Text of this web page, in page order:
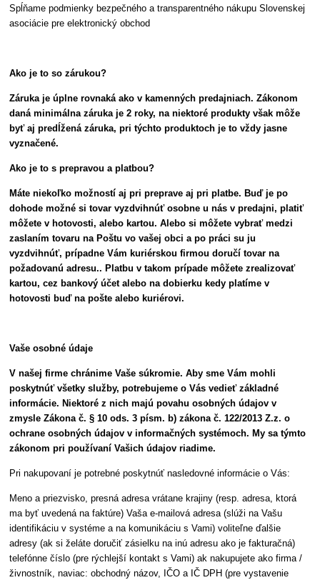
Spĺňame podmienky bezpečného a transparentného nákupu Slovenskej
asociácie pre elektronický obchod
Ako je to so zárukou?
Záruka je úplne rovnaká ako v kamenných predajniach. Zákonom
daná minimálna záruka je 2 roky, na niektoré produkty však môže
byť aj predĺžená záruka, pri týchto produktoch je to vždy jasne
vyznačené.
Ako je to s prepravou a platbou?
Máte niekoľko možností aj pri preprave aj pri platbe. Buď je po
dohode možné si tovar vyzdvihnúť osobne u nás v predajni, platiť
môžete v hotovosti, alebo kartou. Alebo si môžete vybrať medzi
zaslaním tovaru na Poštu vo vašej obci a po práci su ju
vyzdvihnúť, prípadne Vám kuriérskou firmou doručí tovar na
požadovanú adresu.. Platbu v takom prípade môžete zrealizovať
kartou, cez bankový účet alebo na dobierku kedy platíme v
hotovosti buď na pošte alebo kuriérovi.
Vaše osobné údaje
V našej firme chránime Vaše súkromie. Aby sme Vám mohli
poskytnúť všetky služby, potrebujeme o Vás vedieť základné
informácie. Niektoré z nich majú povahu osobných údajov v
zmysle Zákona č. § 10 ods. 3 písm. b) zákona č. 122/2013 Z.z. o
ochrane osobných údajov v informačných systémoch. My sa týmto
zákonom pri používaní Vašich údajov riadime.
Pri nakupovaní je potrebné poskytnúť nasledovné informácie o Vás:
Meno a priezvisko, presná adresa vrátane krajiny (resp. adresa, ktorá
ma byť uvedená na faktúre) Vaša e-mailová adresa (slúži na Vašu
identifikáciu v systéme a na komunikáciu s Vami) voliteľne ďalšie
adresy (ak si želáte doručiť zásielku na inú adresu ako je fakturačná)
telefónne číslo (pre rýchlejší kontakt s Vami) ak nakupujete ako firma /
živnostník, naviac: obchodný názov, IČO a IČ DPH (pre vystavenie